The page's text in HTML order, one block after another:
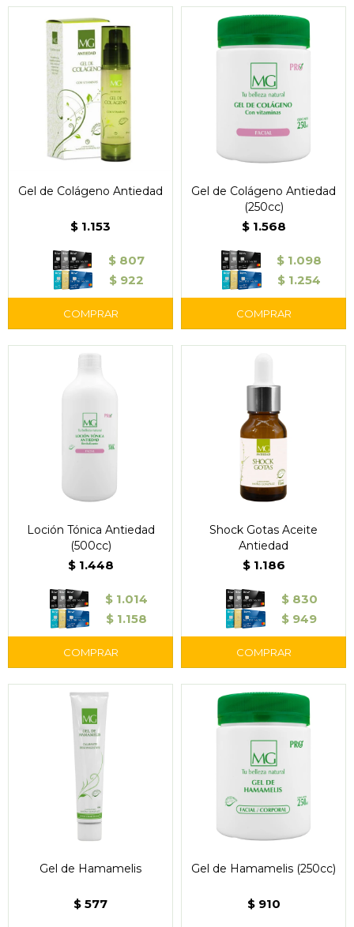
Gel de Colágeno Antiedad
$ 1.153
$ 807
$ 922
Gel de Colágeno Antiedad
(250cc)
$ 1.568
$ 1.098
$ 1.254
Loción Tónica Antiedad
(500cc)
$ 1.448
$ 1.014
$ 1.158
Shock Gotas Aceite
Antiedad
$ 1.186
$ 830
$ 949
Gel de Hamamelis
$ 577
Gel de Hamamelis (250cc)
$ 910